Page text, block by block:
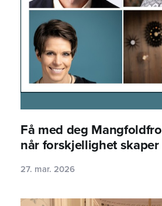
Få med deg
når forskjellighet
27. mar. 2026